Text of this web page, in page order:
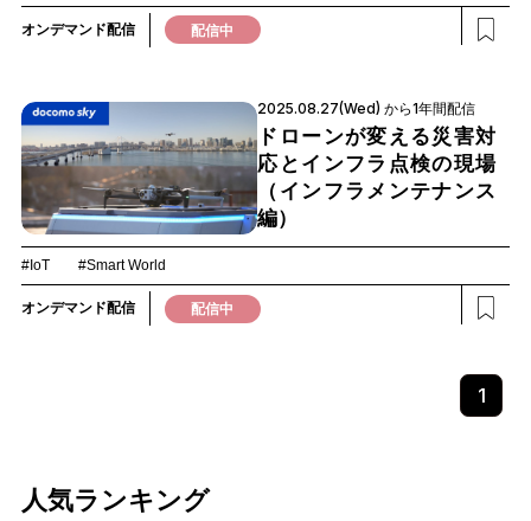
オンデマンド配信 配信中
2025.08.27(Wed) から1年間配信
ドローンが変える災害対
応とインフラ点検の現場
（インフラメンテナンス
編）
#IoT #Smart World
オンデマンド配信 配信中
1
人気ランキング